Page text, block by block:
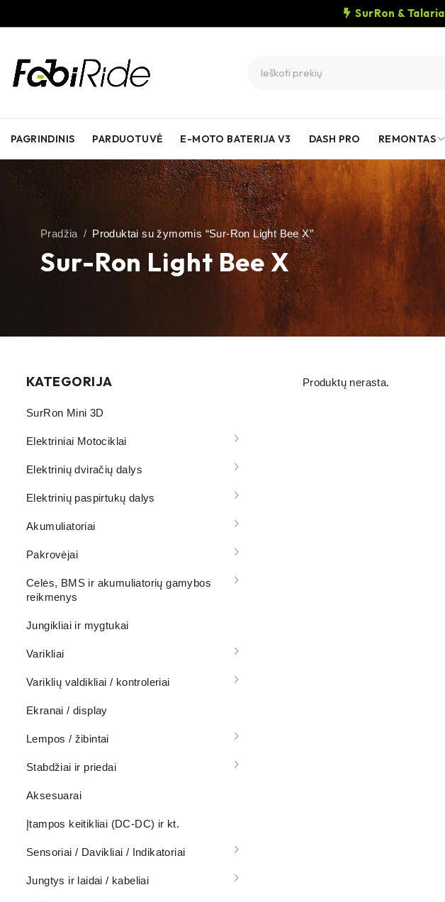
SurRon & Talaria
PAGRINDINIS PARDUOTUVĖ E-MOTO BATERIJA V3 DASH PRO REMONTAS
Sur-Ron Light Bee X
Pradžia / Produktai su žymomis “Sur-Ron Light Bee X”
KATEGORIJA
SurRon Mini 3D
Elektriniai Motociklai
Elektrinių dviračių dalys
Elektrinių paspirtukų dalys
Akumuliatoriai
Pakrovėjai
Celės, BMS ir akumuliatorių gamybos
reikmenys
Jungikliai ir mygtukai
Varikliai
Variklių valdikliai / kontroleriai
Ekranai / display
Lempos / žibintai
Stabdžiai ir priedai
Aksesuarai
Įtampos keitikliai (DC-DC) ir kt.
Sensoriai / Davikliai / Indikatoriai
Jungtys ir laidai / kabeliai
Produktų nerasta.